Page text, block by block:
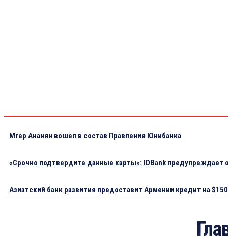
Мгер Ананян вошел в состав Правления Юнибанка
«Срочно подтвердите данные карты»: IDBank предупреждает
Азиатский банк развития предоставит Армении кредит на